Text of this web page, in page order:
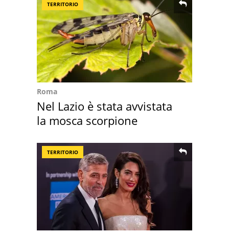
TERRITORIO
Roma
Nel Lazio è stata avvistata
la mosca scorpione
TERRITORIO